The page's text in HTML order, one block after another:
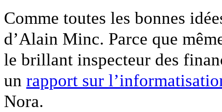
Comme toutes les bonnes
d’Alain Minc. Parce que
le brillant inspecteur des
un rapport sur
Nora.